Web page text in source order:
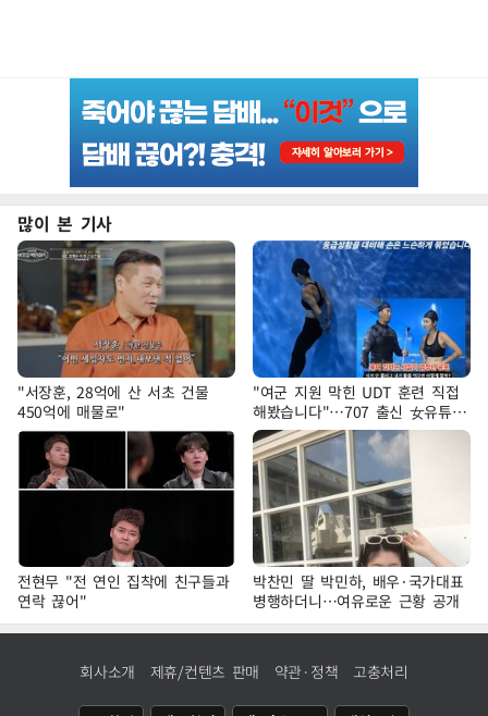
많이 본 기사
"서장훈, 28억에 산 서초 건물
450억에 매물로"
"여군 지원 막힌 UDT 훈련 직접
해봤습니다"…707 출신 女유튜버
'완벽 소화'
전현무 "전 연인 집착에 친구들과
연락 끊어"
박찬민 딸 박민하, 배우·국가대표
병행하더니…여유로운 근황 공개
회사소개 제휴/컨텐츠 판매 약관·정책 고충처리